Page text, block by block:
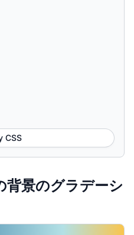
CSS
背景のグラデーシ